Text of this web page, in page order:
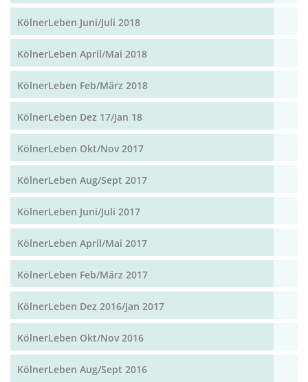
KölnerLeben Juni/Juli 2018
KölnerLeben April/Mai 2018
KölnerLeben Feb/März 2018
KölnerLeben Dez 17/Jan 18
KölnerLeben Okt/Nov 2017
KölnerLeben Aug/Sept 2017
KölnerLeben Juni/Juli 2017
KölnerLeben April/Mai 2017
KölnerLeben Feb/März 2017
KölnerLeben Dez 2016/Jan 2017
KölnerLeben Okt/Nov 2016
KölnerLeben Aug/Sept 2016